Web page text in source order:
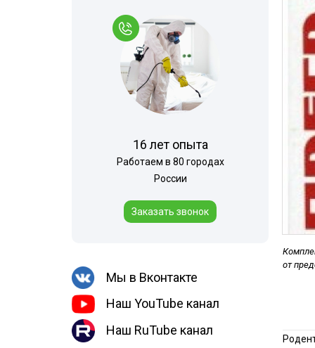
Слепни
Шершни
Медведка
Дезинсекция помещений
Дезинсекция территорий
Многоквартирный дом
Холодный
Обработка
16 лет опыта
Работаем в 80 городах
России
Заказать звонок
Мы в Вконтакте
Наш YouTube канал
Наш RuTube канал
от